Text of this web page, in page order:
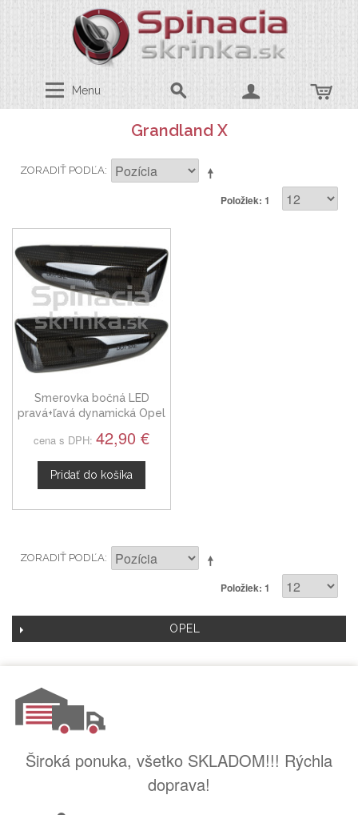
Menu
Grandland X
ZORADIŤ PODĽA
Položiek: 1
Smerovka bočná LED
pravá+ľavá dynamická Opel
cena s DPH: 42,90 €
Pridať do košíka
ZORADIŤ PODĽA
Položiek: 1
OPEL
Široká ponuka, všetko SKLADOM!!! Rýchla
doprava!